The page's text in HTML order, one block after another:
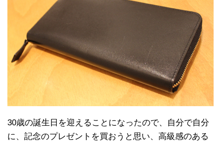
30歳の誕生日を迎えることになったので、自分で自分
に、記念のプレゼントを買おうと思い、高級感のある